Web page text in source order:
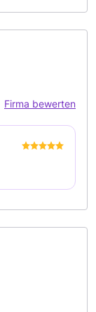
Firma bewerten